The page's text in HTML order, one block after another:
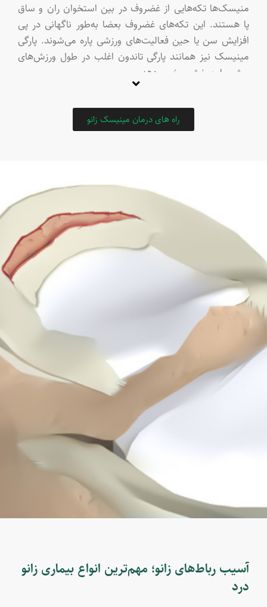
منیسک‌ها تکه‌هایی از غضروف در بین استخوان ران و ساق
پا هستند. این تکه‌های غضروف بعضا به‌طور ناگهانی در پی
افزایش سن یا حین فعالیت‌های ورزشی پاره می‌شوند. پارگی
مینیسک نیز همانند پارگی تاندون اغلب در طول ورزش‌های
پرشی یا چرخشی رخ می‌دهد.
این عارضه اغلب با علائم زیر مشاهده می‌شود:
صدای تق تق زانو
درد، تورم و سفتی زانو
نیست و اغلب با مراقبت‌های خانگی درمان می‌شود. این
عارضه اغلب با علائم زیر همراه است:
درد و تورم مفاصل
قرمزی و کبودی پوست
افزایش ضخامت بورس‌ها
راه های درمان مینیسک زانو
آسیب رباط‌های زانو؛ مهم‌ترین انواع بیماری زانو
درد